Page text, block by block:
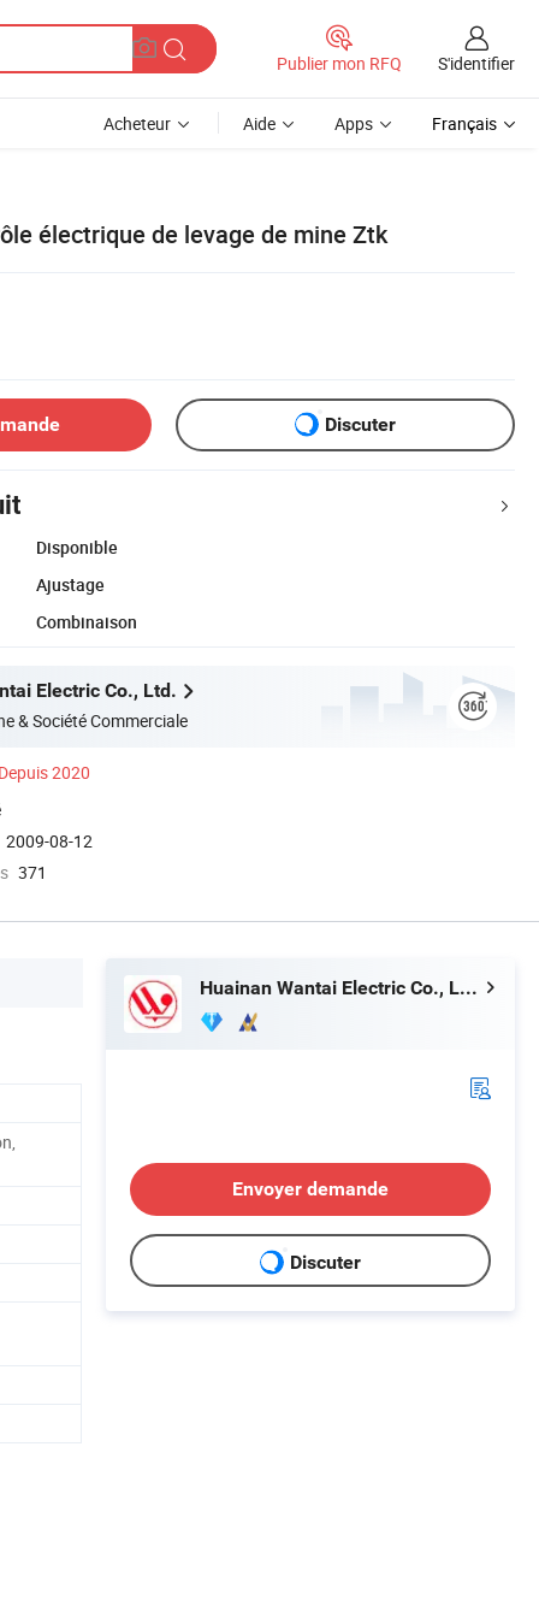
Publier mon RFQ S'identifier
Acheteur Aide Apps Français
électrique de levage de mine Ztk
Discuter
Disponible
Ajustage
Combinaison
Electric Co., Ltd.
& Société Commerciale
Depuis 2020
2009-08-12
371
Huainan Wantai Electric Co., Ltd.
Envoyer demande
Discuter